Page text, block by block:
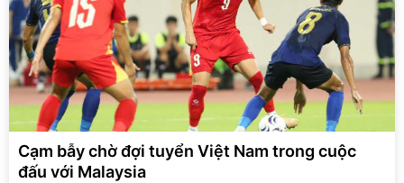
Cạm bẫy chờ đợi tuyển Việt Nam trong cuộc
đấu với Malaysia